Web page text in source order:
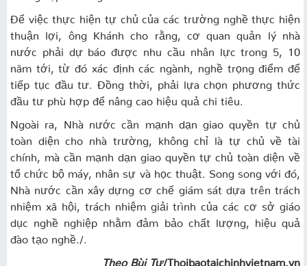
Để việc thực hiện tự chủ của các trường nghề thực hiện
thuận lợi, ông Khánh cho rằng, cơ quan quản lý nhà
nước phải dự báo được nhu cầu nhân lực trong 5, 10
năm tới, từ đó xác định các ngành, nghề trọng điểm để
tiếp tục đầu tư. Đồng thời, phải lựa chọn phương thức
đầu tư phù hợp để nâng cao hiệu quả chi tiêu.
Ngoài ra, Nhà nước cần mạnh dạn giao quyền tự chủ
toàn diện cho nhà trường, không chỉ là tự chủ về tài
chính, mà cần mạnh dạn giao quyền tự chủ toàn diện về
tổ chức bộ máy, nhân sự và học thuật. Song song với đó,
Nhà nước cần xây dựng cơ chế giám sát dựa trên trách
nhiệm xã hội, trách nhiệm giải trình của các cơ sở giáo
dục nghề nghiệp nhằm đảm bảo chất lượng, hiệu quả
đào tạo nghề./.
Theo Bùi Tư/Thoibaotaichinhvietnam.vn